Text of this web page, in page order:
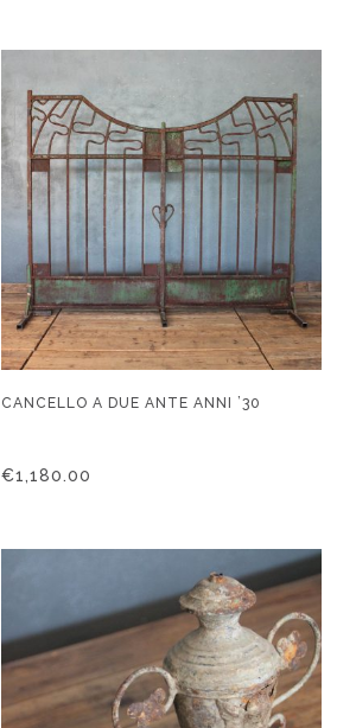
CANCELLO A DUE ANTE ANNI ’30
€1,180.00